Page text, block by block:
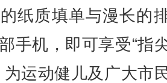
纸质填单与漫长的
手机，即可享受“指
为运动健儿及广大市